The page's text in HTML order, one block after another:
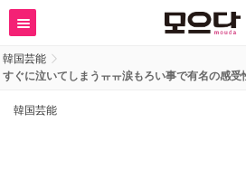
韓国芸能
すぐに泣いてしまうㅠㅠ涙もろい事で有名の感
韓国芸能